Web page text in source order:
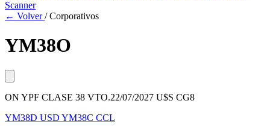
Scanner
← Volver/ Corporativos
YM38O
ON YPF CLASE 38 VTO.22/07/2027 U$S CG8
YM38D USD YM38C CCL